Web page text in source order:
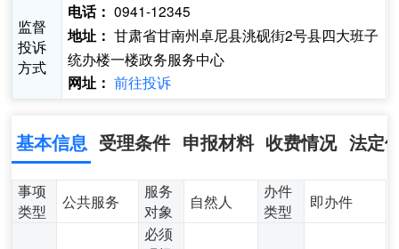
监督
投诉
方式
电话： 0941-12345
地址： 甘肃省甘南州卓尼县洮砚街2号县四大班子
统办楼一楼政务服务中心
网址： 前往投诉
基本信息 受理条件 申报材料 收费情况 法定
事项
类型
公共服务
服务
对象
自然人
办件
类型
即办件
必须